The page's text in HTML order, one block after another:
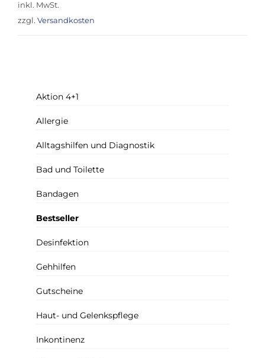
inkl. MwSt.
zzgl. Versandkosten
Aktion 4+1
Allergie
Alltagshilfen und Diagnostik
Bad und Toilette
Bandagen
Bestseller
Desinfektion
Gehhilfen
Gutscheine
Haut- und Gelenkspflege
Inkontinenz